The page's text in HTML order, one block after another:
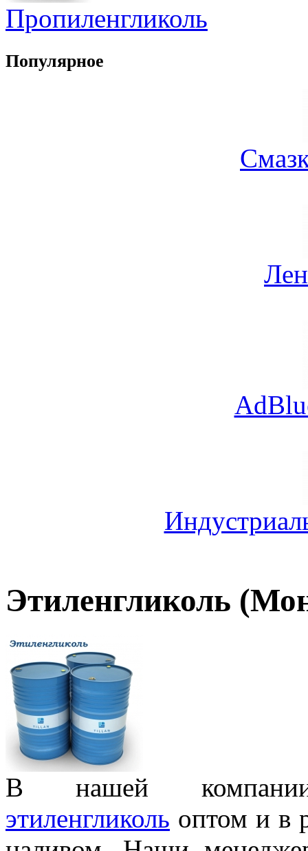
Пропиленгликоль
Популярное
Этиленгликоль
В нашей
этиленгликоль оптом и в